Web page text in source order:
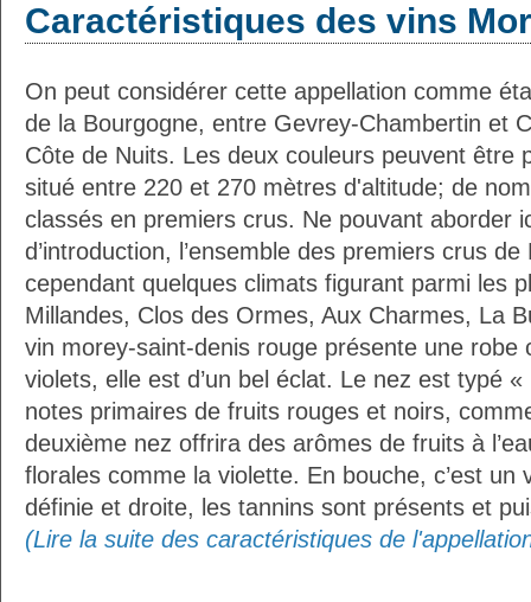
Caractéristiques des vins
On peut considérer cette appellation comme
de la Bourgogne, entre Gevrey-Chambertin et
Côte de Nuits. Les deux couleurs peuvent être
situé entre 220 et 270 mètres d'altitude; de
classés en premiers crus. Ne pouvant aborder
d’introduction, l’ensemble des premiers crus
cependant quelques climats figurant parmi les
Millandes, Clos des Ormes, Aux Charmes, La
vin morey-saint-denis rouge présente une robe
violets, elle est d’un bel éclat. Le nez est typé
notes primaires de fruits rouges et noirs,
deuxième nez offrira des arômes de fruits à
florales comme la violette. En bouche, c’est un
définie et droite, les tannins sont présents et
(Lire la suite des caractéristiques de